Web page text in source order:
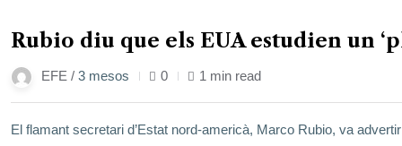
Rubio diu que els EUA estudien un
EFE / 3 mesos 0 1 min read
El flamant secretari d’Estat nord-americà, Marco Rubio, va